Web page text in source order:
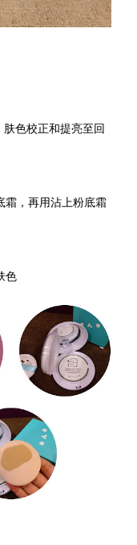
色校正和提亮至回
霜，再用沾上粉底霜
色